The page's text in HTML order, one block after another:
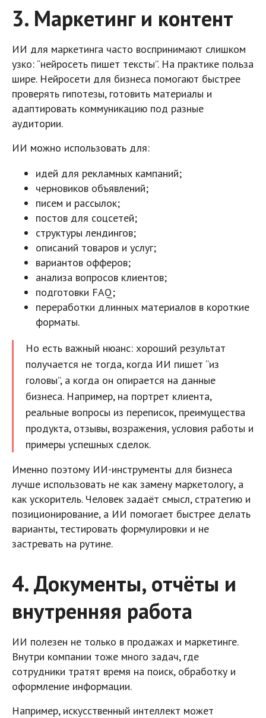
3. Маркетинг и контент
ИИ для маркетинга часто воспринимают слишком
узко: “нейросеть пишет тексты”. На практике польза
шире. Нейросети для бизнеса помогают быстрее
проверять гипотезы, готовить материалы и
адаптировать коммуникацию под разные
аудитории.
ИИ можно использовать для:
идей для рекламных кампаний;
черновиков объявлений;
писем и рассылок;
постов для соцсетей;
структуры лендингов;
описаний товаров и услуг;
вариантов офферов;
анализа вопросов клиентов;
подготовки FAQ;
переработки длинных материалов в короткие
форматы.
Но есть важный нюанс: хороший результат
получается не тогда, когда ИИ пишет “из
головы”, а когда он опирается на данные
бизнеса. Например, на портрет клиента,
реальные вопросы из переписок, преимущества
продукта, отзывы, возражения, условия работы и
примеры успешных сделок.
Именно поэтому ИИ-инструменты для бизнеса
лучше использовать не как замену маркетологу, а
как ускоритель. Человек задаёт смысл, стратегию и
позиционирование, а ИИ помогает быстрее делать
варианты, тестировать формулировки и не
застревать на рутине.
4. Документы, отчёты и
внутренняя работа
ИИ полезен не только в продажах и маркетинге.
Внутри компании тоже много задач, где
сотрудники тратят время на поиск, обработку и
оформление информации.
Например, искусственный интеллект может